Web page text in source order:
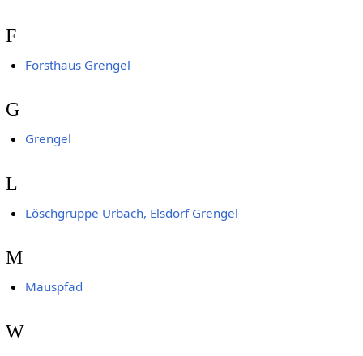
F
Forsthaus Grengel
G
Grengel
L
Löschgruppe Urbach, Elsdorf Grengel
M
Mauspfad
W